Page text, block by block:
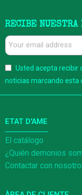
RECIBE NUESTRA
Usted acepta recibir
noticias marcando esta
El catálogo
¿Quién demonios
Contactar con
ETAT D'AME